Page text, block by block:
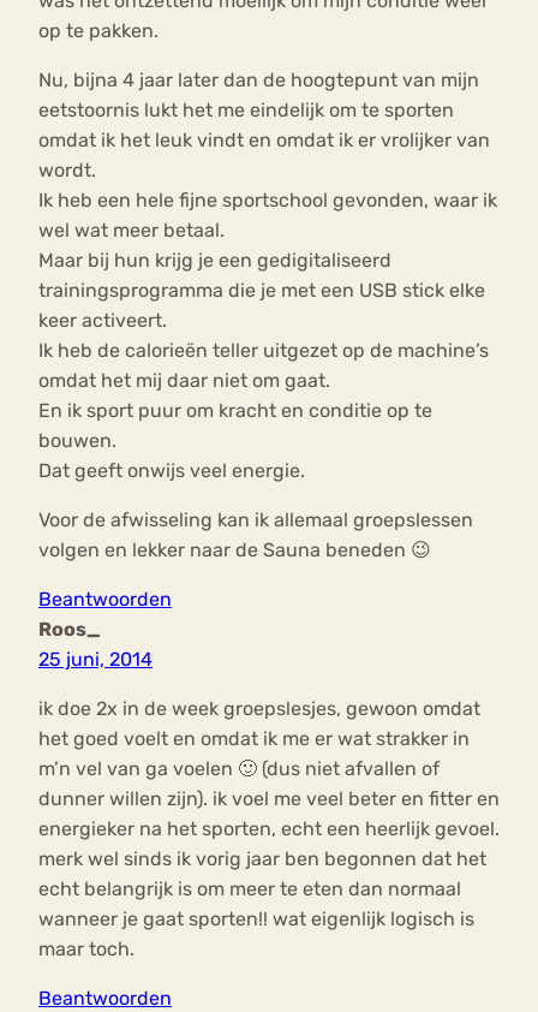
op te pakken.
Nu, bijna 4 jaar later dan de hoogtepunt van mijn
eetstoornis lukt het me eindelijk om te sporten
omdat ik het leuk vindt en omdat ik er vrolijker van
wordt.
Ik heb een hele fijne sportschool gevonden, waar ik
wel wat meer betaal.
Maar bij hun krijg je een gedigitaliseerd
trainingsprogramma die je met een USB stick elke
keer activeert.
Ik heb de calorieën teller uitgezet op de machine’s
omdat het mij daar niet om gaat.
En ik sport puur om kracht en conditie op te
bouwen.
Dat geeft onwijs veel energie.
Voor de afwisseling kan ik allemaal groepslessen
volgen en lekker naar de Sauna beneden 😉
Beantwoorden
Roos_
25 juni, 2014
ik doe 2x in de week groepslesjes, gewoon omdat
het goed voelt en omdat ik me er wat strakker in
m’n vel van ga voelen 🙂 (dus niet afvallen of
dunner willen zijn). ik voel me veel beter en fitter en
energieker na het sporten, echt een heerlijk gevoel.
merk wel sinds ik vorig jaar ben begonnen dat het
echt belangrijk is om meer te eten dan normaal
wanneer je gaat sporten!! wat eigenlijk logisch is
maar toch.
Beantwoorden